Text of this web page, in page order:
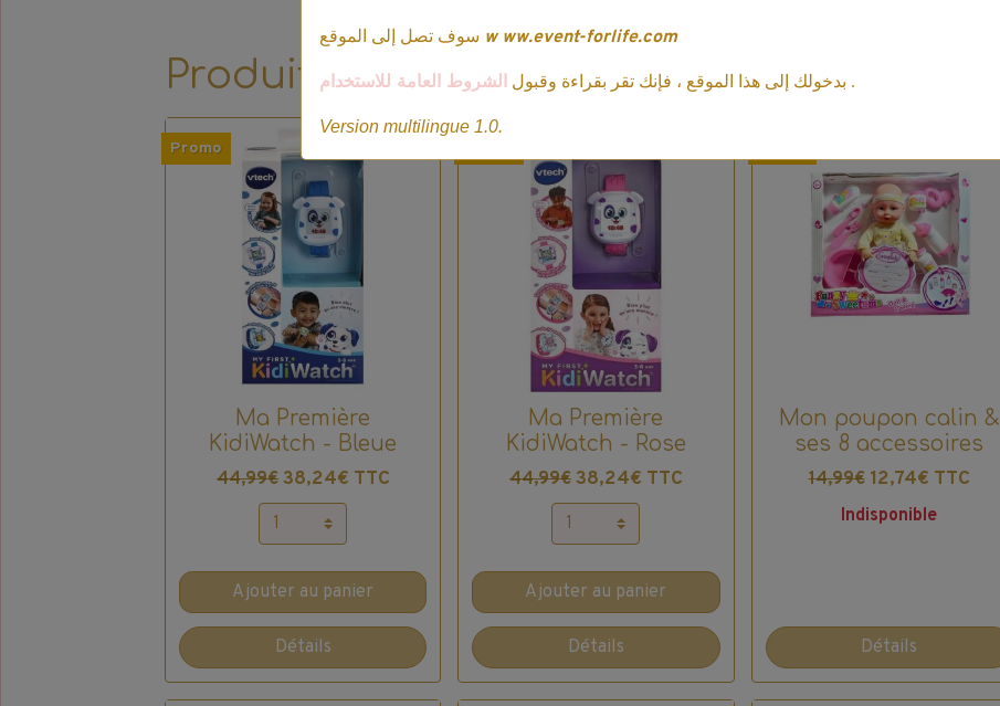
Produits qui peuvent vous intéresser…
Promo
Ma Première
KidiWatch - Bleue
44,99€ 38,24€ TTC
Ajouter au panier
Détails
Ma Première
KidiWatch - Rose
44,99€ 38,24€ TTC
Ajouter au panier
Détails
Mon poupon calin &
ses 8 accessoires
14,99€ 12,74€ TTC
Indisponible
Détails
w ww.event-forlife.com
بدخولك إلى هذا الموقع ، فإنك تقر بقراءة وقبول الشروط العامة للاستخدام .
Version multilingue 1.0.